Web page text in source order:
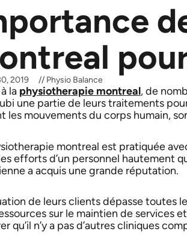
2019 // Physio Balance
la physiotherapie montreal, de
une partie de leurs traitements
les mouvements du corps humain,
montreal est pratiquée
efforts d’un personnel hautement
a acquis une grande réputation.
de leurs clients dépasse
sur le maintien de services
qu’il n’y a pas d’autres cliniques